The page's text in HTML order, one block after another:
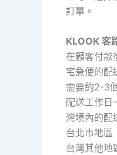
訂單。
KLOOK 客
在顧客付款
宅急便的配
需要約2-3
配送工作日
灣境內的配
台北市地區
台灣其他地